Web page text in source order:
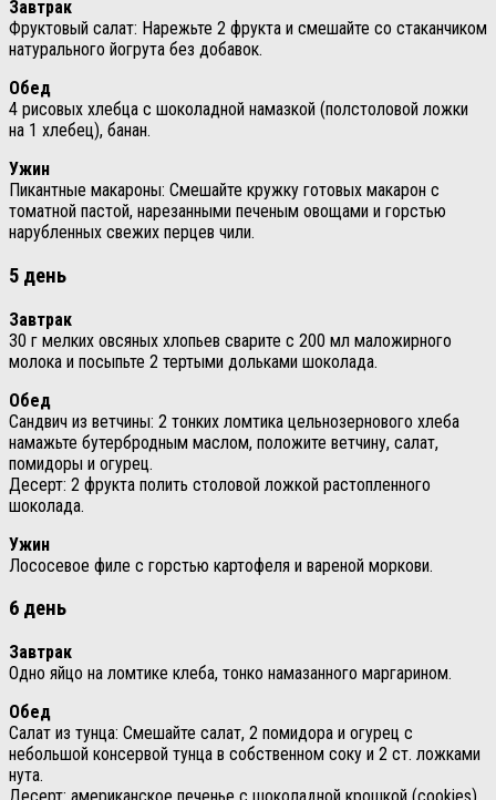
Завтрак
Фруктовый салат: Нарежьте 2 фрукта и смешайте со стаканчиком
натурального йогрута без добавок.
Обед
4 рисовых хлебца с шоколадной намазкой (полстоловой ложки
на 1 хлебец), банан.
Ужин
Пикантные макароны: Смешайте кружку готовых макарон с
томатной пастой, нарезанными печеным овощами и горстью
нарубленных свежих перцев чили.
5 день
Завтрак
30 г мелких овсяных хлопьев сварите с 200 мл маложирного
молока и посыпьте 2 тертыми дольками шоколада.
Обед
Сандвич из ветчины: 2 тонких ломтика цельнозернового хлеба
намажьте бутербродным маслом, положите ветчину, салат,
помидоры и огурец.
Десерт: 2 фрукта полить столовой ложкой растопленного
шоколада.
Ужин
Лососевое филе с горстью картофеля и вареной моркови.
6 день
Завтрак
Одно яйцо на ломтике клеба, тонко намазанного маргарином.
Обед
Салат из тунца: Смешайте салат, 2 помидора и огурец с
небольшой консервой тунца в собственном соку и 2 ст. ложками
нута.